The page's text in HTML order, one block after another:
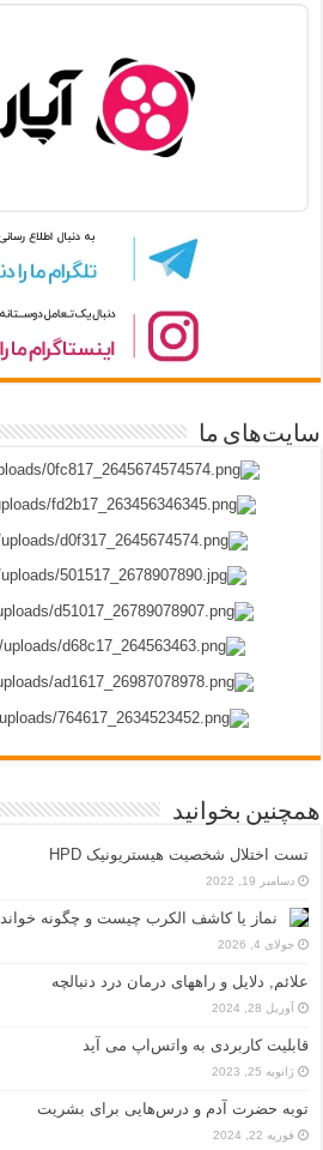
سایت‌های ما
همچنین بخوانید
تست اختلال شخصیت هیستریونیک HPD
دسامبر 19, 2022
نماز یا کاشف الکرب چیست و چگونه
جولای 4, 2026
علائم, دلایل و راههای درمان درد دنبالچه
آوریل 28, 2024
قابلیت کاربردی به واتس‌اپ می آید
ژانویه 25, 2023
توبه حضرت آدم و درس‌هایی برای بشریت
فوریه 22, 2024